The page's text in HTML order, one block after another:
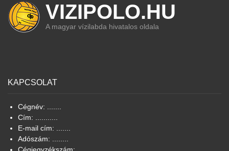
VIZIPOLO.HU
A magyar vízilabda hivatalos oldala
KAPCSOLAT
Cégnév: .......
Cím: ...........
E-mail cím: .......
Adószám: ........